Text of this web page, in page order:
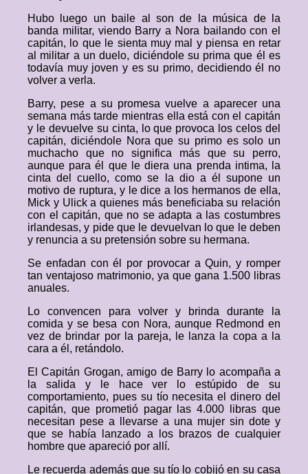
Hubo luego un baile al son de la música de la
banda militar, viendo Barry a Nora bailando con el
capitán, lo que le sienta muy mal y piensa en retar
al militar a un duelo, diciéndole su prima que él es
todavía muy joven y es su primo, decidiendo él no
volver a verla.
Barry, pese a su promesa vuelve a aparecer una
semana más tarde mientras ella está con el capitán
y le devuelve su cinta, lo que provoca los celos del
capitán, diciéndole Nora que su primo es solo un
muchacho que no significa más que su perro,
aunque para él que le diera una prenda intima, la
cinta del cuello, como se la dio a él supone un
motivo de ruptura, y le dice a los hermanos de ella,
Mick y Ulick a quienes más beneficiaba su relación
con el capitán, que no se adapta a las costumbres
irlandesas, y pide que le devuelvan lo que le deben
y renuncia a su pretensión sobre su hermana.
Se enfadan con él por provocar a Quin, y romper
tan ventajoso matrimonio, ya que gana 1.500 libras
anuales.
Lo convencen para volver y brinda durante la
comida y se besa con Nora, aunque Redmond en
vez de brindar por la pareja, le lanza la copa a la
cara a él, retándolo.
El Capitán Grogan, amigo de Barry lo acompaña a
la salida y le hace ver lo estúpido de su
comportamiento, pues su tío necesita el dinero del
capitán, que prometió pagar las 4.000 libras que
necesitan pese a llevarse a una mujer sin dote y
que se había lanzado a los brazos de cualquier
hombre que apareció por allí.
Le recuerda además que su tío lo cobijó en su casa